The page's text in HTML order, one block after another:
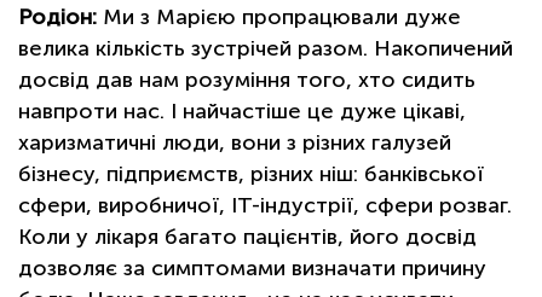
Родіон: Ми з Марією пропрацювали дуже
велика кількість зустрічей разом. Накопичений
досвід дав нам розуміння того, хто сидить
навпроти нас. І найчастіше це дуже цікаві,
харизматичні люди, вони з різних галузей
бізнесу, підприємств, різних ніш: банківської
сфери, виробничої, IT-індустрії, сфери розваг.
Коли у лікаря багато пацієнтів, його досвід
дозволяє за симптомами визначати причину